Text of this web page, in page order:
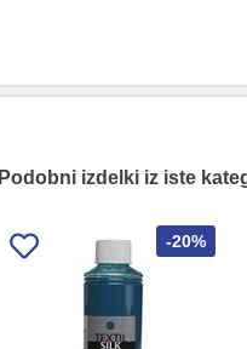
Podobni izdelki iz iste
-20%